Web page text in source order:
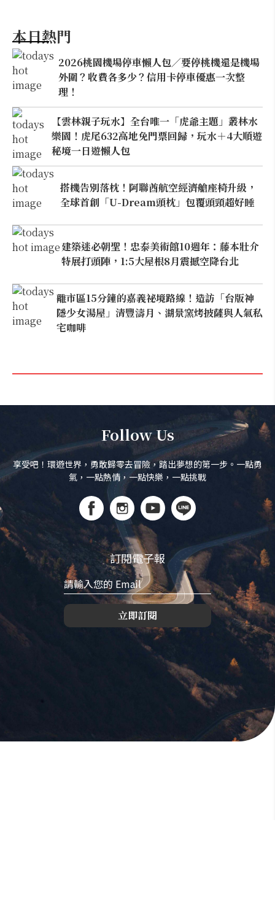
本日熱門
2026桃園機場停車懶人包／要停桃機還是機場
外圍？收費各多少？信用卡停車優惠一次整
理！
【雲林親子玩水】全台唯一「虎爺主題」叢林水
樂園！虎尾632高地免門票回歸，玩水＋4大順遊
秘境一日遊懶人包
搭機告別落枕！阿聯酋航空經濟艙座椅升級，
全球首創「U-Dream頭枕」包覆頭頸超好睡
建築迷必朝聖！忠泰美術館10週年：藤本壯介
特展打頭陣，1:5大屋根8月震撼空降台北
離市區15分鐘的嘉義祕境路線！造訪「台版神
隱少女湯屋」清豐濤月、湖景窯烤披薩與人氣私
宅咖啡
Follow Us
享受吧！環遊世界，勇敢歸零去冒險，踏出夢想的第一步。一點勇
氣，一點熱情，一點快樂，一點挑戰
訂閱電子報
立即訂閱